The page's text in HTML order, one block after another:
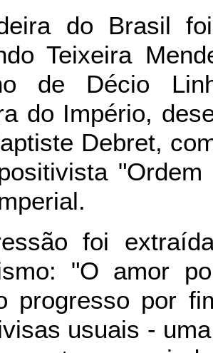
do Brasil
Teixeira
de Décio
do Império,
Debret,
foi
"O amor
progresso por
usuais -